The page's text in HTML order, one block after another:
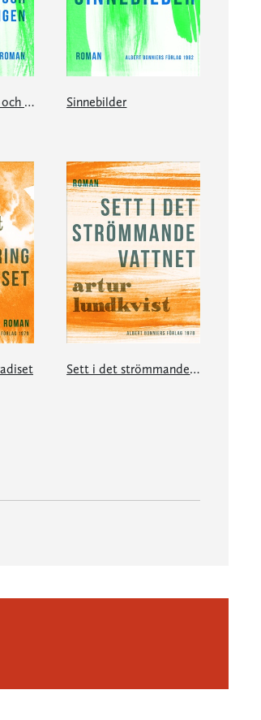
Färdas i drömmen och föreställningen Sinnebilder
Sett i det strömmande vattnet